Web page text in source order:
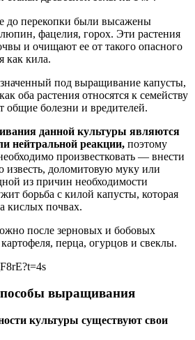
до перекопки были высажены
фацелия, горох. Эти растения
и очищают ее от такого опасного
как кила.
под выращивание капусты,
оба растения относятся к семейству
общие болезни и вредителей.
данной культуры являются
нейтральной реакции, поэтому
произвестковать — внести
известь, доломитовую муку или
из причин необходимости
борьба с килой капусты, которая
кислых почвах.
после зерновых и бобовых
перца, огурцов и свеклы.
выращивания
культуры существуют свои